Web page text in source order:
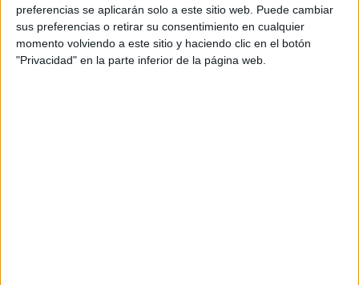
preferencias se aplicarán solo a este sitio web. Puede cambiar
sus preferencias o retirar su consentimiento en cualquier
momento volviendo a este sitio y haciendo clic en el botón
"Privacidad" en la parte inferior de la página web.